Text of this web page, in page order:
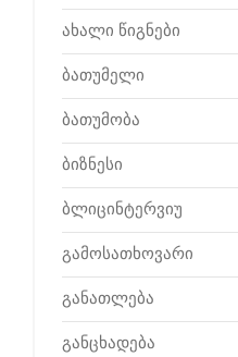
ახალი წიგნები
ბათუმელი
ბათუმობა
ბიზნესი
ბლიცინტერვიუ
გამოსათხოვარი
განათლება
განცხადება